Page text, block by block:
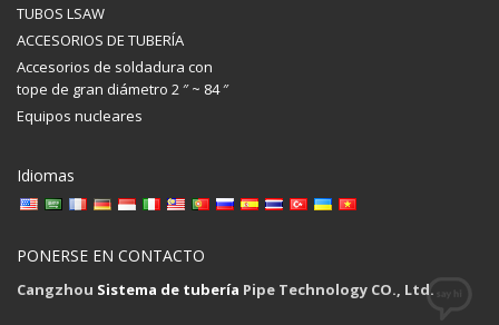
TUBOS LSAW
ACCESORIOS DE TUBERÍA
Accesorios de soldadura con
tope de gran diámetro 2 ″ ~ 84 ″
Equipos nucleares
Idiomas
PONERSE EN CONTACTO
Cangzhou Sistema de tubería Pipe Technology CO., Ltd.